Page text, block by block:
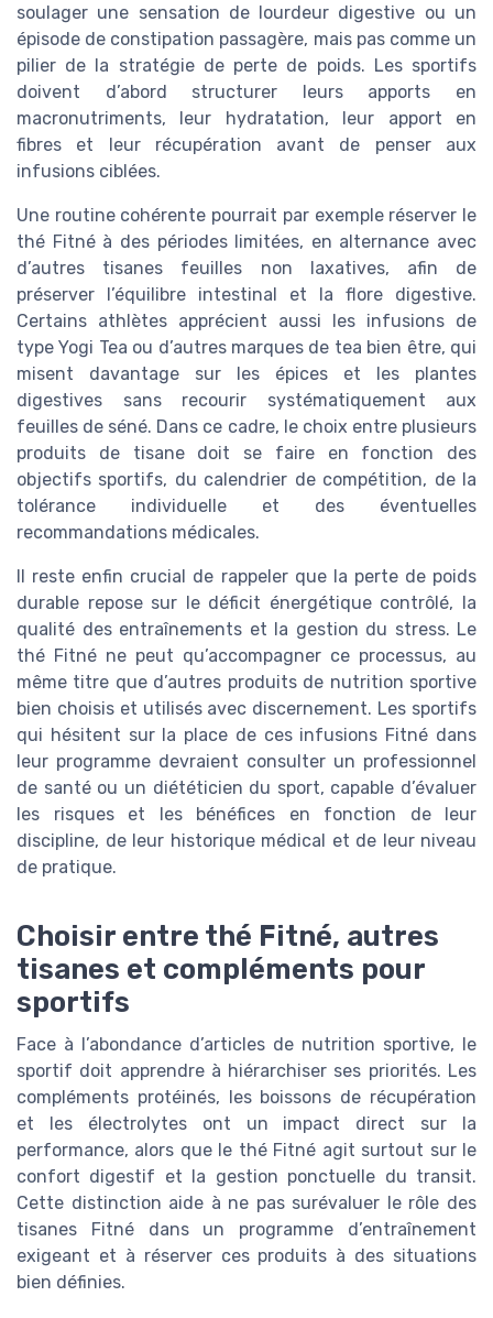
soulager une sensation de lourdeur digestive ou un
épisode de constipation passagère, mais pas comme un
pilier de la stratégie de perte de poids. Les sportifs
doivent d’abord structurer leurs apports en
macronutriments, leur hydratation, leur apport en
fibres et leur récupération avant de penser aux
infusions ciblées.
Une routine cohérente pourrait par exemple réserver le
thé Fitné à des périodes limitées, en alternance avec
d’autres tisanes feuilles non laxatives, afin de
préserver l’équilibre intestinal et la flore digestive.
Certains athlètes apprécient aussi les infusions de
type Yogi Tea ou d’autres marques de tea bien être, qui
misent davantage sur les épices et les plantes
digestives sans recourir systématiquement aux
feuilles de séné. Dans ce cadre, le choix entre plusieurs
produits de tisane doit se faire en fonction des
objectifs sportifs, du calendrier de compétition, de la
tolérance individuelle et des éventuelles
recommandations médicales.
Il reste enfin crucial de rappeler que la perte de poids
durable repose sur le déficit énergétique contrôlé, la
qualité des entraînements et la gestion du stress. Le
thé Fitné ne peut qu’accompagner ce processus, au
même titre que d’autres produits de nutrition sportive
bien choisis et utilisés avec discernement. Les sportifs
qui hésitent sur la place de ces infusions Fitné dans
leur programme devraient consulter un professionnel
de santé ou un diététicien du sport, capable d’évaluer
les risques et les bénéfices en fonction de leur
discipline, de leur historique médical et de leur niveau
de pratique.
Choisir entre thé Fitné, autres
tisanes et compléments pour
sportifs
Face à l’abondance d’articles de nutrition sportive, le
sportif doit apprendre à hiérarchiser ses priorités. Les
compléments protéinés, les boissons de récupération
et les électrolytes ont un impact direct sur la
performance, alors que le thé Fitné agit surtout sur le
confort digestif et la gestion ponctuelle du transit.
Cette distinction aide à ne pas surévaluer le rôle des
tisanes Fitné dans un programme d’entraînement
exigeant et à réserver ces produits à des situations
bien définies.